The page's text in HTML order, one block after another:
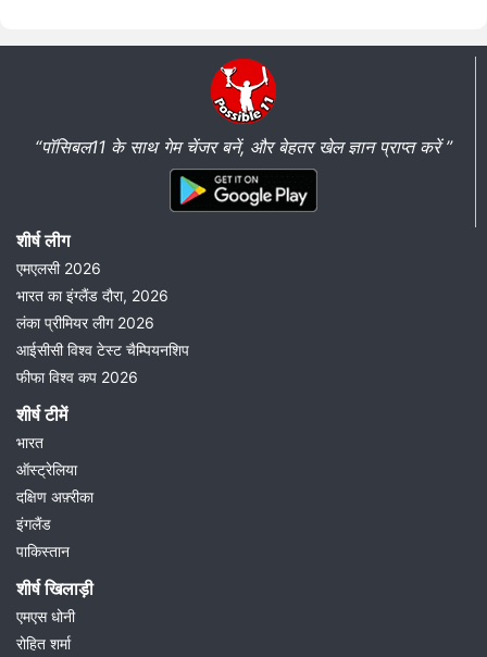
“पॉसिबल11 के साथ गेम चेंजर बनें, और बेहतर खेल ज्ञान प्राप्त करें ”
शीर्ष लीग
एमएलसी 2026
भारत का इंग्लैंड दौरा, 2026
लंका प्रीमियर लीग 2026
आईसीसी विश्व टेस्ट चैम्पियनशिप
फीफा विश्व कप 2026
शीर्ष टीमें
भारत
ऑस्ट्रेलिया
दक्षिण अफ़्रीका
इंगलैंड
पाकिस्तान
शीर्ष खिलाड़ी
एमएस धोनी
रोहित शर्मा